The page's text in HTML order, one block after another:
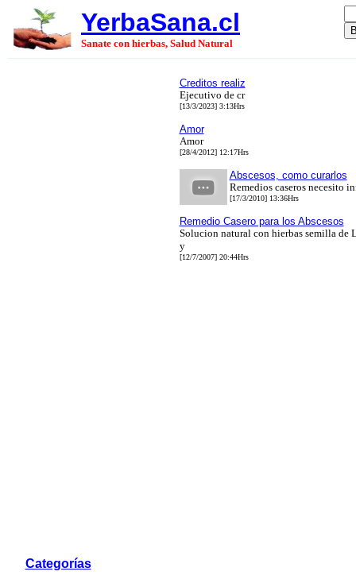
YerbaSana.cl
Sanate con hierbas, Salud Natural
Categorías
Creditos realiz
Ejecutivo de cr
[13/3/2023] 3:13Hrs
Amor
Amor
[28/4/2012] 12:17Hrs
Abscesos, como curarlos
Remedios caseros necesito
[17/3/2010] 13:36Hrs
Remedio Casero para los Abscesos
Solucion natural con hierbas semilla
y
[12/7/2007] 20:44Hrs